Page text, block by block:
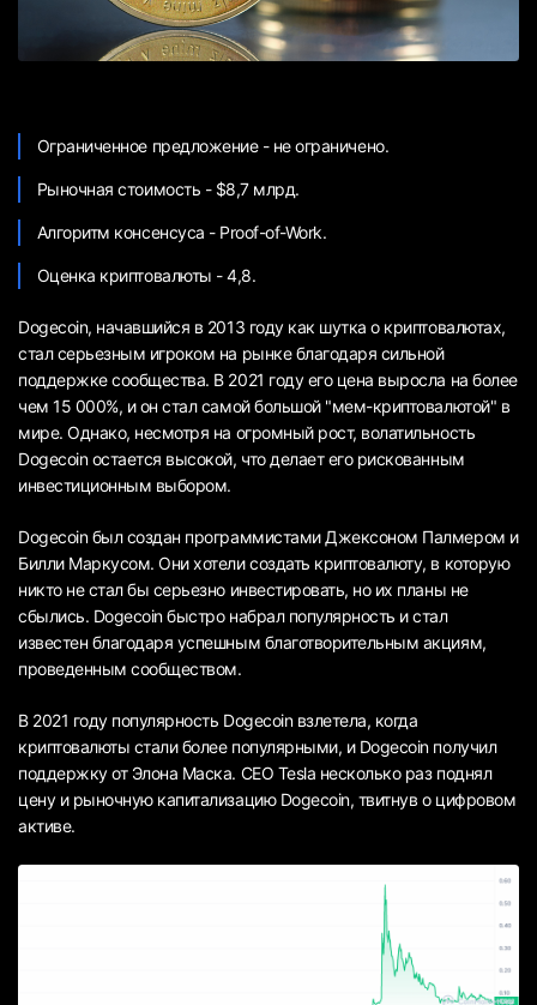
Ограниченное предложение - не ограничено.
Рыночная стоимость - $8,7 млрд.
Алгоритм консенсуса - Proof-of-Work.
Оценка криптовалюты - 4,8.
Dogecoin, начавшийся в 2013 году как шутка о криптовалютах,
стал серьезным игроком на рынке благодаря сильной
поддержке сообщества. В 2021 году его цена выросла на более
чем 15 000%, и он стал самой большой "мем-криптовалютой" в
мире. Однако, несмотря на огромный рост, волатильность
Dogecoin остается высокой, что делает его рискованным
инвестиционным выбором.
Dogecoin был создан программистами Джексоном Палмером и
Билли Маркусом. Они хотели создать криптовалюту, в которую
никто не стал бы серьезно инвестировать, но их планы не
сбылись. Dogecoin быстро набрал популярность и стал
известен благодаря успешным благотворительным акциям,
проведенным сообществом.
В 2021 году популярность Dogecoin взлетела, когда
криптовалюты стали более популярными, и Dogecoin получил
поддержку от Элона Маска. CEO Tesla несколько раз поднял
цену и рыночную капитализацию Dogecoin, твитнув о цифровом
активе.